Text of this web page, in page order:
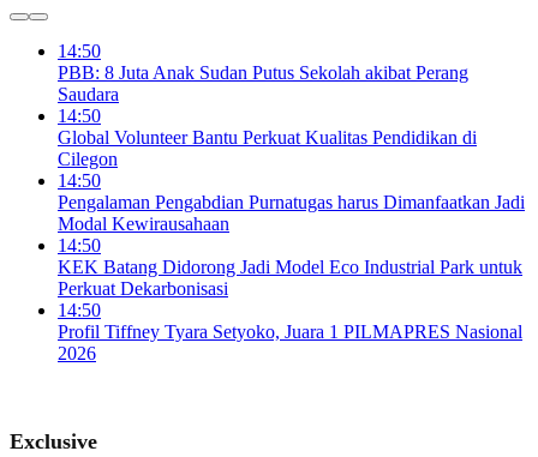
14:50
PBB: 8 Juta Anak Sudan Putus Sekolah akibat Perang
Saudara
14:50
Global Volunteer Bantu Perkuat Kualitas Pendidikan di
Cilegon
14:50
Pengalaman Pengabdian Purnatugas harus Dimanfaatkan Jadi
Modal Kewirausahaan
14:50
KEK Batang Didorong Jadi Model Eco Industrial Park untuk
Perkuat Dekarbonisasi
14:50
Profil Tiffney Tyara Setyoko, Juara 1 PILMAPRES Nasional
2026
Exclusive